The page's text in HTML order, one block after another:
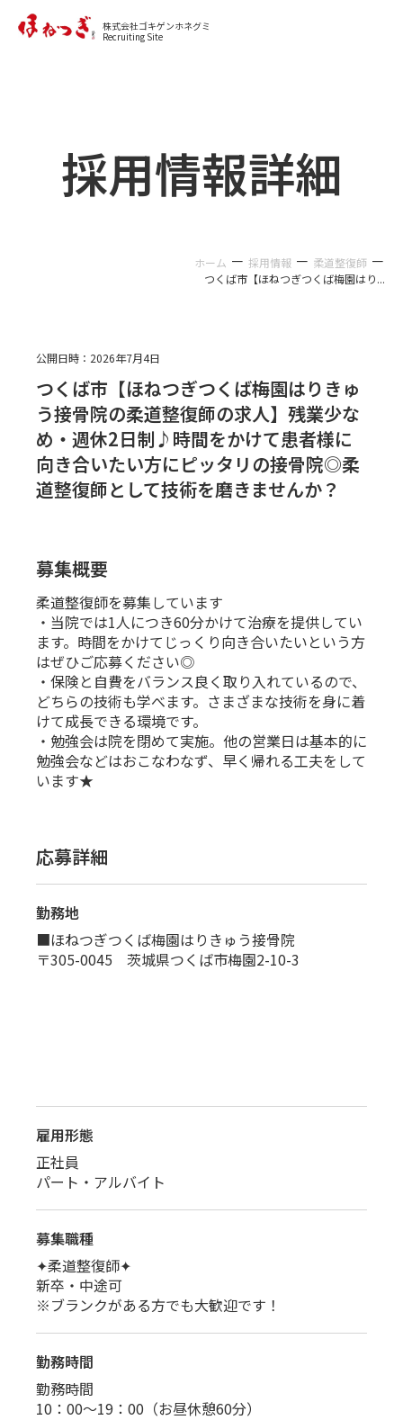
株式会社ゴキゲンホネグミ
Recruiting Site
採用情報詳細
ホーム － 採用情報 － 柔道整復師 －
つくば市【ほねつぎつくば梅園はり...
公開日時： 2026年7月4日
つくば市【ほねつぎつくば梅園はりきゅ
う接骨院の柔道整復師の求人】残業少な
め・週休2日制♪時間をかけて患者様に
向き合いたい方にピッタリの接骨院◎柔
道整復師として技術を磨きませんか？
募集概要
柔道整復師を募集しています
・当院では1人につき60分かけて治療を提供してい
ます。時間をかけてじっくり向き合いたいという方
はぜひご応募ください◎
・保険と自費をバランス良く取り入れているので、
どちらの技術も学べます。さまざまな技術を身に着
けて成長できる環境です。
・勉強会は院を閉めて実施。他の営業日は基本的に
勉強会などはおこなわなず、早く帰れる工夫をして
います★
応募詳細
勤務地
■ほねつぎつくば梅園はりきゅう接骨院
〒305-0045 茨城県つくば市梅園2-10-3
雇用形態
正社員
パート・アルバイト
募集職種
✦柔道整復師✦
新卒・中途可
※ブランクがある方でも大歓迎です！
勤務時間
勤務時間
10：00～19：00（お昼休憩60分）